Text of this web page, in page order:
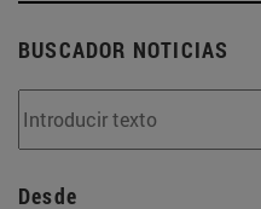
BUSCADOR NOTICIAS
Desde